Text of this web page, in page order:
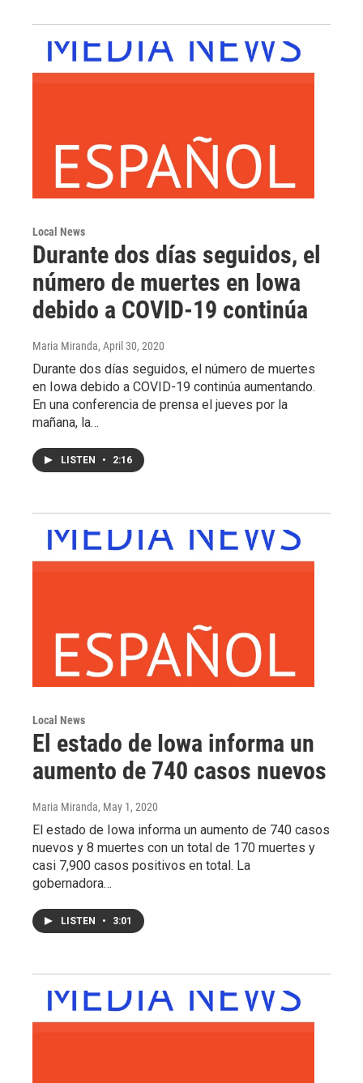
Local News
Durante dos días seguidos, el
número de muertes en Iowa
debido a COVID-19 continúa
Maria Miranda, April 30, 2020
Durante dos días seguidos, el número de muertes
en Iowa debido a COVID-19 continúa aumentando.
En una conferencia de prensa el jueves por la
mañana, la…
LISTEN • 2:16
Local News
El estado de Iowa informa un
aumento de 740 casos nuevos
Maria Miranda, May 1, 2020
El estado de Iowa informa un aumento de 740 casos
nuevos y 8 muertes con un total de 170 muertes y
casi 7,900 casos positivos en total. La
gobernadora…
LISTEN • 3:01